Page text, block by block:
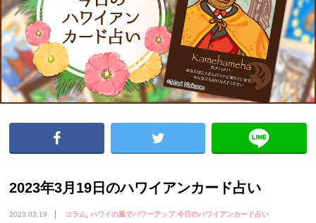
2023年3月19日のハワイアンカード占い
2023.03.19 コラム ハワイの風でパワーアップ 今日のハワイアンカード占い